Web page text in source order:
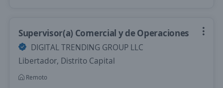
Supervisor(a) Comercial y de Operaciones
DIGITAL TRENDING GROUP LLC
Libertador, Distrito Capital
Remoto